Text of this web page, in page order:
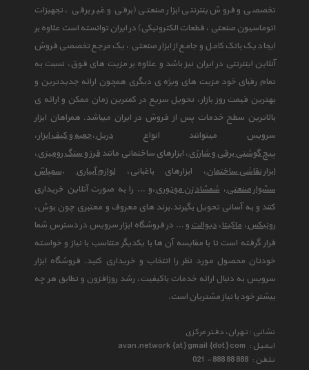
تخصصی و فروش ینترنتی ابزار صنعتی (برقی و غیر برقی ، تجهیزات
اتوماسیون صنعتی ، قطعات الکترونیکی) در ایران توانسته است علاوه بر
ایجاد یک بانک کامل و جامع از ابزار صنعتی ، یک مرجع تخصصی فروش
آنلاین اینترنتی در ایران نیز باشد و علاوه بر مزیت های فوق، نسبت به
تمام رقبای خود مزیت های ویژه ی دیگری همچون ارائه جدیدترین و
بهترین قیمت روز بازار، تحویل سریع در کمترین زمان ممکن و ارائه ی
بالاترین سطح خدمات پس از فروش در ایران میباشد. همراهان ابزار
سرویس میتوانند انواع دریل،جعبه و کیف ابزار،
پیچ گوشتی برقی و شارژی، ابزارهای ساختمانی مانند فرز و سنگ رومیزی،
ابزار نقاشی ساختمان، ابزارهای باغبانی،لوازم آبیاری ،سمپاش
سشوار صنعتی،شمشاد زن موتوری،و ... را به صورت آنلاین خریداری
کنند و به آسانی تحویل بگیرند.برند های معروف و معتبری چون بوش،
رونیکس،ماکیتا،دیوالتو ... در فروشگاه ابزار سرویس در دسترس شما
قرار گرفته است تا با مقایسه آن ها با یکدیگر متناسب با نیاز و خواسته
خودتان محصول مورد نظر را انتخاب و خریداری کنید. فروشگاه ابزار
سرویس به دنبال ارائه خدمات باکیفیت، رشد روزافزون و تطابق هر چه
بیشتر خود با نیاز مشتریان است.
نشانی : تهران، دفتر مرکزی
ایمیل : avan.network {at} gmail {dot} com
تلفن : 021 - 888 88 888